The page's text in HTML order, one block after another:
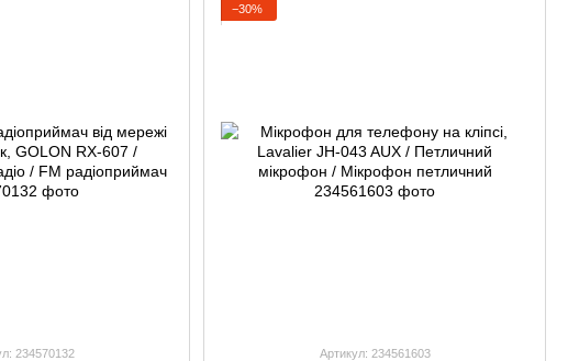
234570132
−30%
Артикул: 234561603